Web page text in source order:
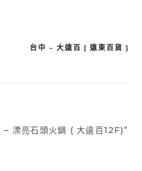
台中 – 大遠百 { 遠東百貨 }
漂亮石頭火鍋 ( 大遠百12F)”